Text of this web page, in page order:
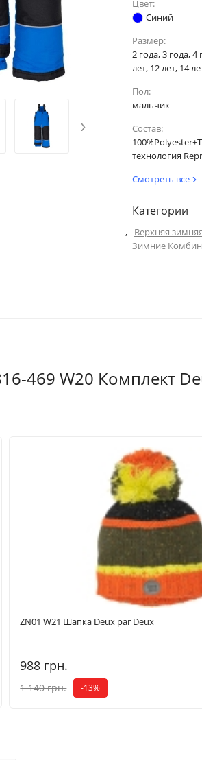
›
Цвет:
Синий
Размер:
2 года, 3 года, 4
лет, 12 лет, 14
Пол:
мальчик
Состав:
технология
Смотреть все
Категории
, Верхняя
Зимние
469 W20 Комплект
ZN01 W21 Шапка Deux par Deux
988 грн.
1 140 грн. -13%